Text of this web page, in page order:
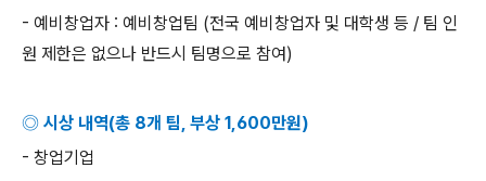
- 예비창업자 : 예비창업팀 (전국 예비창업자 및 대학생 등 / 팀 인
원 제한은 없으나 반드시 팀명으로 참여)
◎ 시상 내역(총 8개 팀, 부상 1,600만원)
- 창업기업